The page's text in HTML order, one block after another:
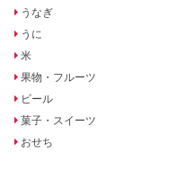
うなぎ
うに
米
果物・フルーツ
ビール
菓子・スイーツ
おせち